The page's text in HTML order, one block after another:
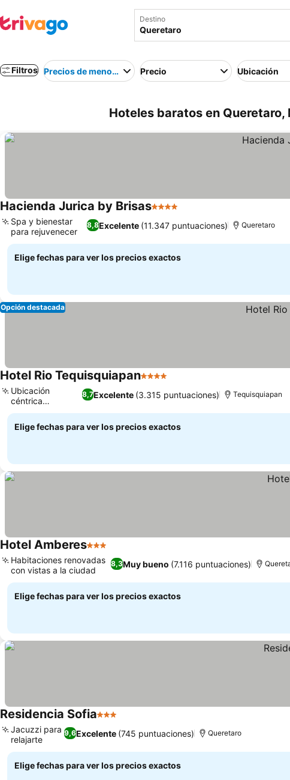
Destino
Filtros Precios de menor a mayorPrecio Ubicación
Hoteles baratos en Queretaro,
Hacienda Jurica by Brisas4 Estrellas
8,8Excelente (11.347 puntuaciones)
Spa y bienestar
para rejuvenecer
Queretaro
Elige fechas para ver los precios exactos
Opción destacada
Hotel Rio Tequisquiapan4 Estrellas
8,7Excelente (3.315 puntuaciones)
Ubicación
céntrica
inmejorable
Tequisquiapan
Elige fechas para ver los precios exactos
Hotel Amberes3 Estrellas
8,3Muy bueno (7.116 puntuaciones)
Habitaciones renovadas
con vistas a la ciudad
Elige fechas para ver los precios exactos
Residencia Sofia3 Estrellas
9,6Excelente (745 puntuaciones)
Jacuzzi para
relajarte
Queretaro
Elige fechas para ver los precios exactos